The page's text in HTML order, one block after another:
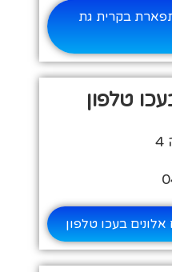
בקרית גת
טלפון
בעכו טלפון